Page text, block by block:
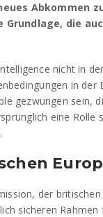
Abkommen
die
nicht in
in der
gezwungen sein,
eine Rolle
der
sicheren